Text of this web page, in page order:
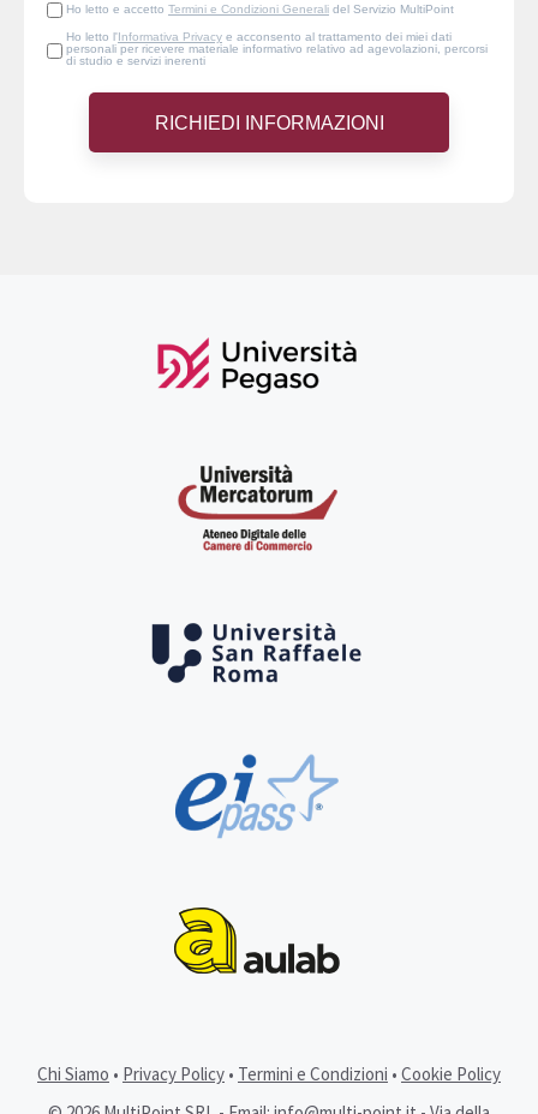
Ho letto e accetto Termini e Condizioni Generali del Servizio MultiPoint
Ho letto l'Informativa Privacy e acconsento al trattamento dei miei dati
personali per ricevere materiale informativo relativo ad agevolazioni, percorsi
di studio e servizi inerenti
Chi Siamo • Privacy Policy • Termini e Condizioni • Cookie Policy